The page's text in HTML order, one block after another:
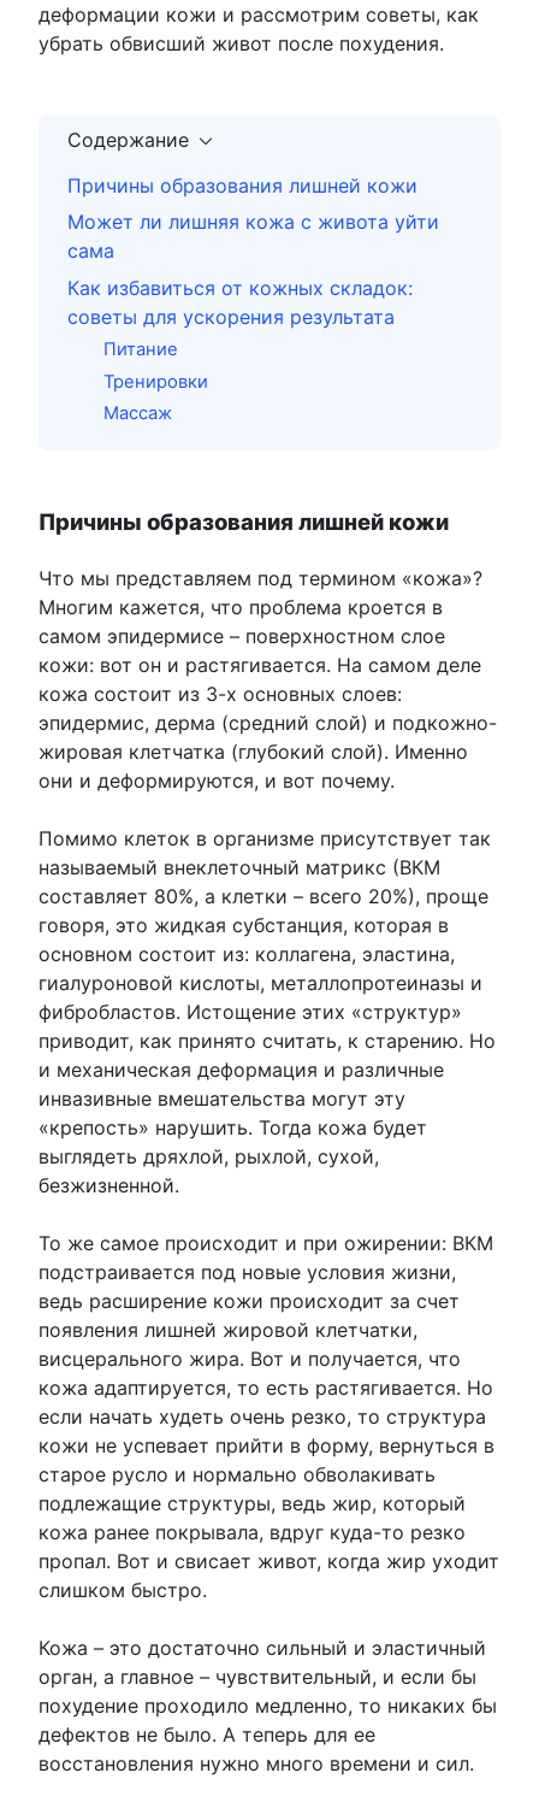
деформации кожи и рассмотрим советы, как
убрать обвисший живот после похудения.
Содержание
Причины образования лишней кожи
Может ли лишняя кожа с живота уйти
сама
Как избавиться от кожных складок:
советы для ускорения результата
Питание
Тренировки
Массаж
Причины образования лишней кожи
Что мы представляем под термином «кожа»?
Многим кажется, что проблема кроется в
самом эпидермисе – поверхностном слое
кожи: вот он и растягивается. На самом деле
кожа состоит из 3-х основных слоев:
эпидермис, дерма (средний слой) и подкожно-
жировая клетчатка (глубокий слой). Именно
они и деформируются, и вот почему.
Помимо клеток в организме присутствует так
называемый внеклеточный матрикс (ВКМ
составляет 80%, а клетки – всего 20%), проще
говоря, это жидкая субстанция, которая в
основном состоит из: коллагена, эластина,
гиалуроновой кислоты, металлопротеиназы и
фибробластов. Истощение этих «структур»
приводит, как принято считать, к старению. Но
и механическая деформация и различные
инвазивные вмешательства могут эту
«крепость» нарушить. Тогда кожа будет
выглядеть дряхлой, рыхлой, сухой,
безжизненной.
То же самое происходит и при ожирении: ВКМ
подстраивается под новые условия жизни,
ведь расширение кожи происходит за счет
появления лишней жировой клетчатки,
висцерального жира. Вот и получается, что
кожа адаптируется, то есть растягивается. Но
если начать худеть очень резко, то структура
кожи не успевает прийти в форму, вернуться в
старое русло и нормально обволакивать
подлежащие структуры, ведь жир, который
кожа ранее покрывала, вдруг куда-то резко
пропал. Вот и свисает живот, когда жир уходит
слишком быстро.
Кожа – это достаточно сильный и эластичный
орган, а главное – чувствительный, и если бы
похудение проходило медленно, то никаких бы
дефектов не было. А теперь для ее
восстановления нужно много времени и сил.